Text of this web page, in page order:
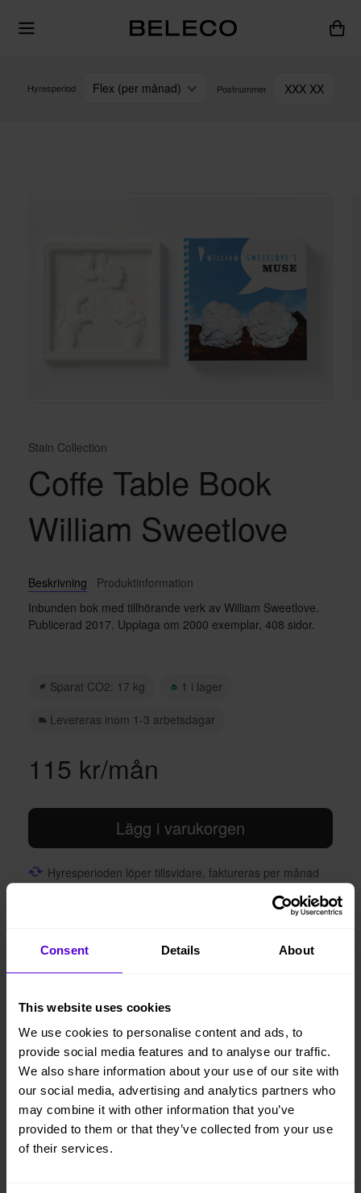
Consent Details About
This website uses cookies
We use cookies to personalise content and ads, to
provide social media features and to analyse our traffic.
We also share information about your use of our site with
our social media, advertising and analytics partners who
may combine it with other information that you’ve
provided to them or that they’ve collected from your use
of their services.
Hyresperiod Flex (per månad) Postnummer XXX XX
Stain Collection
Coffe Table Book
William Sweetlove
Beskrivning
Produktinformation
Inbunden bok med tillhörande verk av William Sweetlove.
Publicerad 2017. Upplaga om 2000 exemplar, 408 sidor.
Sparat CO2: 17 kg 1 i lager
Levereras inom 1-3 arbetsdagar
115 kr/mån
Lägg i varukorgen
Hyresperioden löper tillsvidare, faktureras per månad
Avsluta hyresperioden när du vill, med enbart en
uppsägningstid
Liknande produkter
1 i lager